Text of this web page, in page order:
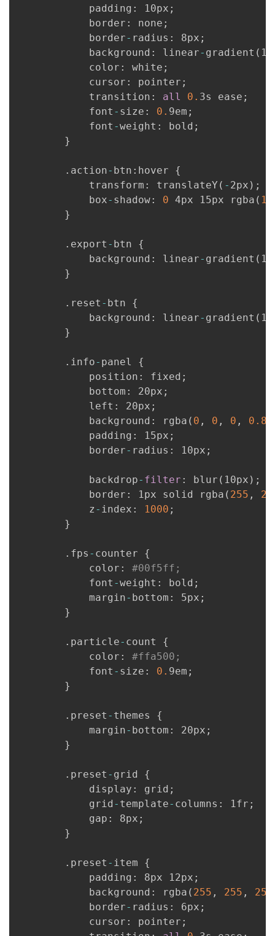
            padding
: 10px ;
            border
: none ;
            border
- radius : 8px ;
            background
: linear- gradient (
            color
: white ;
            cursor
: pointer ;
            transition
: all 0. 3s ease ;
            font
- size : 0. 9em ;
            font
-weight : bold ;
}
. action- btn : hover {
            transform
: translateY ( - 2px ) ;
            box
- shadow: 0 4px 15px rgba (
}
. export - btn {
            background
: linear- gradient (
}
. reset - btn {
            background
: linear- gradient (
}
. info- panel {
            position
: fixed ;
            bottom
: 20px ;
            left
: 20px ;
            background
: rgba ( 0 , 0 , 0 , 0.8
            padding
: 15px ;
            border
- radius : 10px ;
            backdrop
- filter : blur ( 10px ) ;
            border
: 1px solid rgba ( 255 ,
            z
- index : 1000 ;
}
. fps - counter {
            color
:
#00f5ff;
            font
-weight : bold ;
            margin
- bottom : 5px ;
}
. particle- count {
            color
:
#ffa500;
            font
- size : 0. 9em ;
}
. preset - themes {
            margin
- bottom : 20px ;
}
. preset - grid {
            display
: grid ;
            grid
- template- columns : 1fr ;
            gap
: 8px ;
}
. preset - item {
            padding
: 8px 12px ;
            background
: rgba ( 255 , 255 , 255
            border
- radius : 6px ;
            cursor
: pointer ;